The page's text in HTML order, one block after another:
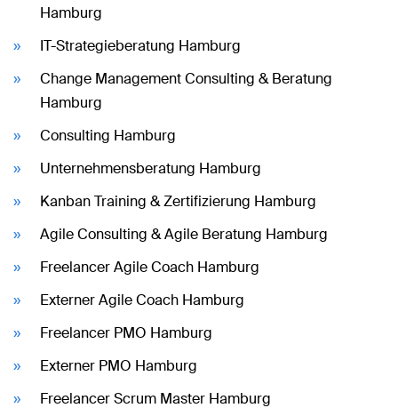
Hamburg
IT-Strategieberatung Hamburg
Change Management Consulting & Beratung
Hamburg
Consulting Hamburg
Unternehmensberatung Hamburg
Kanban Training & Zertifizierung Hamburg
Agile Consulting & Agile Beratung Hamburg
Freelancer Agile Coach Hamburg
Externer Agile Coach Hamburg
Freelancer PMO Hamburg
Externer PMO Hamburg
Freelancer Scrum Master Hamburg